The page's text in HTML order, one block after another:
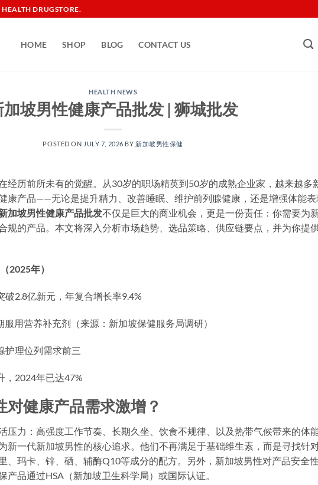
DRUGSTORE.
HOME SHOP BLOG CONTACT US
HEALTH NEWS
加坡男性健康产品批发 | 狮城批发
POSTED ON JULY 7, 2026 BY 新加坡男性保健​
经历前所未有的觉醒。从30岁的职场精英到50岁的成熟企业家，越来越多
康产品——无论是提升精力、改善睡眠、维护前列腺健康，还是增强体能表
加坡男性健康产品批发不仅是巨大的商业机会，更是一份责任：你需要为
规的产品。本文将深入分析市场趋势、选品策略、供应链要点，并为你提
2025年）
破2.8亿新元，年复合增长率9.4%
用营养补充剂（来源：新加坡保健服务局调研）
护理位列需求前三
，2024年已达47%
对健康产品需求激增？
压力：高强度工作节奏、长期久坐、饮食不规律、以及热带气候带来的体
新一代新加坡男性的核心追求。他们不再满足于基础维生素，而是寻找针
、玛卡、锌、硒、辅酶Q10等成分的配方。另外，新加坡男性对产品安全
产品通过HSA（新加坡卫生科学局）或国际认证。